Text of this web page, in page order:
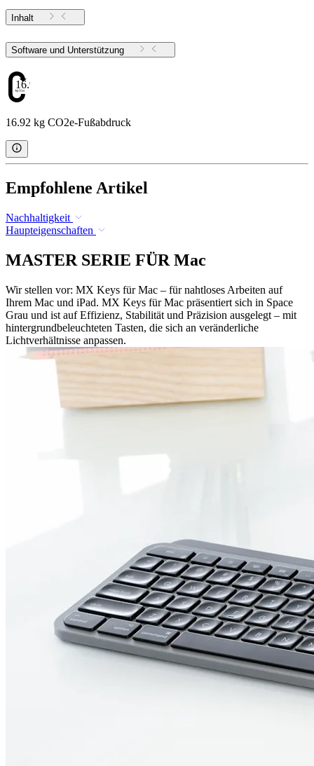
Inhalt
Software und Unterstützung
16.92
16.92 kg CO2e-Fußabdruck
Empfohlene Artikel
Nachhaltigkeit
Haupteigenschaften
MASTER SERIE FÜR Mac
Wir stellen vor: MX Keys für Mac – für nahtloses Arbeiten auf
Ihrem Mac und iPad. MX Keys für Mac präsentiert sich in Space
Grau und ist auf Effizienz, Stabilität und Präzision ausgelegt – mit
hintergrundbeleuchteten Tasten, die sich an veränderliche
Lichtverhältnisse anpassen.